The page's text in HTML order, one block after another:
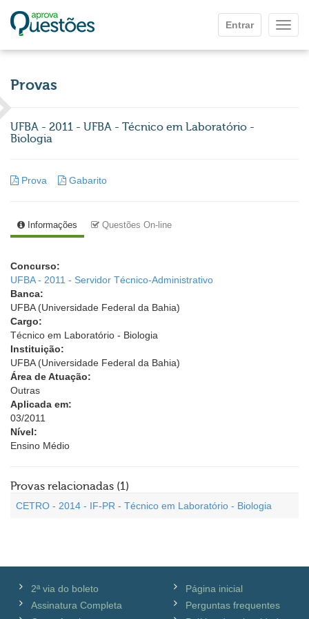
Entrar
Provas
UFBA - 2011 - UFBA - Técnico em Laboratório -
Biologia
Prova Gabarito
Informações Questões On-line
Concurso:
UFBA - 2011 - Servidor Técnico-Administrativo
Banca:
UFBA (Universidade Federal da Bahia)
Cargo:
Técnico em Laboratório - Biologia
Instituição:
UFBA (Universidade Federal da Bahia)
Área de Atuação:
Outras
Aplicada em:
03/2011
Nível:
Ensino Médio
Provas relacionadas (1)
CETRO - 2014 - IF-PR - Técnico em Laboratório - Biologia
2ª via do boleto
Assinatura Completa
Página inicial
Perguntas frequentes